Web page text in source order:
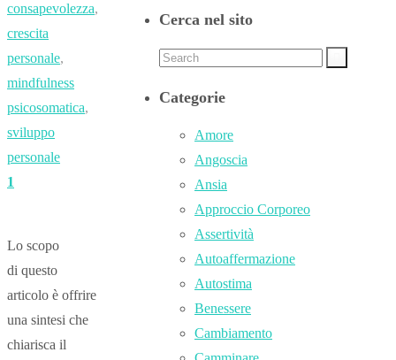
consapevolezza,
crescita
personale,
mindfulness
psicosomatica,
sviluppo
personale
1
Lo scopo
di questo
articolo è offrire
una sintesi che
chiarisca il
Cerca nel sito
Categorie
Amore
Angoscia
Ansia
Approccio Corporeo
Assertività
Autoaffermazione
Autostima
Benessere
Cambiamento